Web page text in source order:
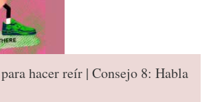
hacer reír | Consejo 8: Habla